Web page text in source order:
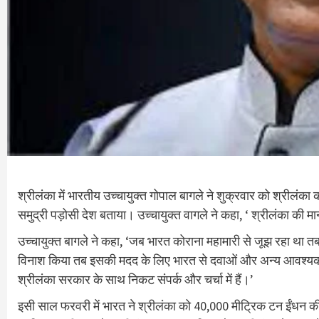
श्रीलंका में भारतीय उच्चायुक्त गोपाल बागले ने शुक्रवार को
समुद्री पड़ोसी देश बताया। उच्चायुक्त वागले ने कहा, ‘ श्रीलंका की
उच्चायुक्त बागले ने कहा, ‘जब भारत कोराना महामारी से जूझ रहा
विनाश किया तब इसकी मदद के लिए भारत से दवाओं और अन्य
श्रीलंका सरकार के साथ निकट संपर्क और चर्चा में हैं।’
इसी साल फरवरी में भारत ने श्रीलंका को 40,000 मीट्रिक टन ईंधन